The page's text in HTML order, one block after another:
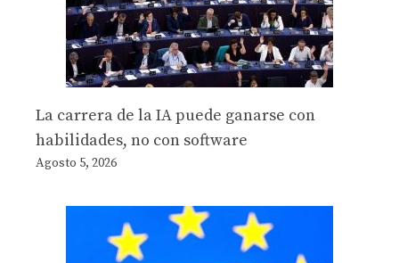
La carrera de la IA puede ganarse con
habilidades, no con software
Agosto 5, 2026